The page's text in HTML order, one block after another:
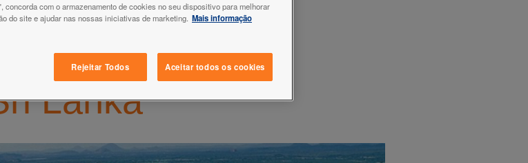
Viagem
Lanka
com o armazenamento de cookies no seu dispositivo para melhorar
do site e ajudar nas nossas iniciativas de marketing. Mais informação
Rejeitar Todos Aceitar todos os cookies